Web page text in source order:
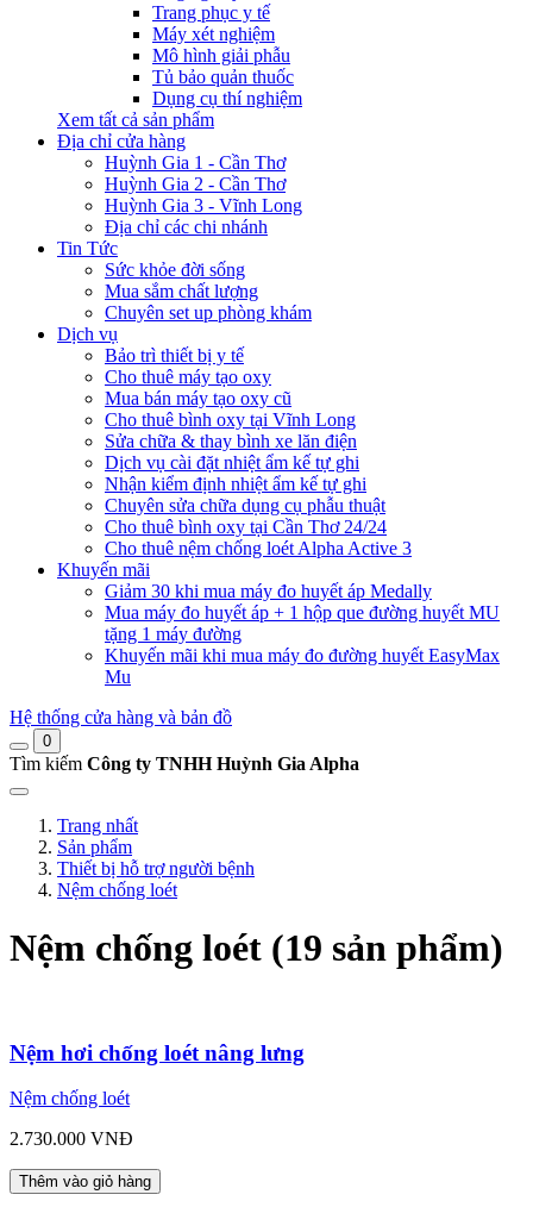
Trang phục y tế
Máy xét nghiệm
Mô hình giải phẫu
Tủ bảo quản thuốc
Dụng cụ thí nghiệm
Xem tất cả sản phẩm
Địa chỉ cửa hàng
Huỳnh Gia 1 - Cần Thơ
Huỳnh Gia 2 - Cần Thơ
Huỳnh Gia 3 - Vĩnh Long
Địa chỉ các chi nhánh
Tin Tức
Sức khỏe đời sống
Mua sắm chất lượng
Chuyên set up phòng khám
Dịch vụ
Bảo trì thiết bị y tế
Cho thuê máy tạo oxy
Mua bán máy tạo oxy cũ
Cho thuê bình oxy tại Vĩnh Long
Sửa chữa & thay bình xe lăn điện
Dịch vụ cài đặt nhiệt ẩm kế tự ghi
Nhận kiểm định nhiệt ẩm kế tự ghi
Chuyên sửa chữa dụng cụ phẫu thuật
Cho thuê bình oxy tại Cần Thơ 24/24
Cho thuê nệm chống loét Alpha Active 3
Khuyến mãi
Giảm 30 khi mua máy đo huyết áp Medally
Mua máy đo huyết áp + 1 hộp que đường huyết MU
tặng 1 máy đường
Khuyến mãi khi mua máy đo đường huyết EasyMax
Mu
Hệ thống cửa hàng và bản đồ
0
Tìm kiếm Công ty TNHH Huỳnh Gia Alpha
Trang nhất
Sản phẩm
Thiết bị hỗ trợ người bệnh
Nệm chống loét
Nệm chống loét (19 sản phẩm)
Nệm hơi chống loét nâng lưng
Nệm chống loét
2.730.000 VNĐ
Thêm vào giỏ hàng